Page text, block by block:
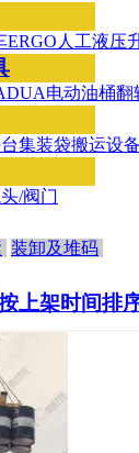
ERGO人工液压
电动油桶翻
集装袋搬运设备
/阀门
装卸及堆码